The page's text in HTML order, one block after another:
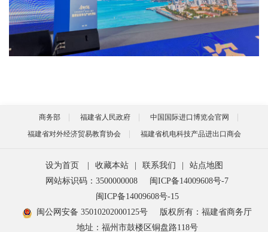
商务部 福建省人民政府
中国国际进口博览会官网
福建省对外经济贸易教育协会
福建省机电科技产品进出口商会
设为首页 收藏本站 联系我们
站点地图
网站标识码：3500000008
闽ICP备14009608号-7
闽ICP备14009608号-15
闽公网安备 35010202000125号
版权所有：福建省商务厅
地址：福州市鼓楼区铜盘路118号